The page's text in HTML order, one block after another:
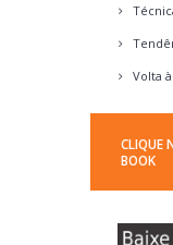
Volta
CLIQUE
BOOK